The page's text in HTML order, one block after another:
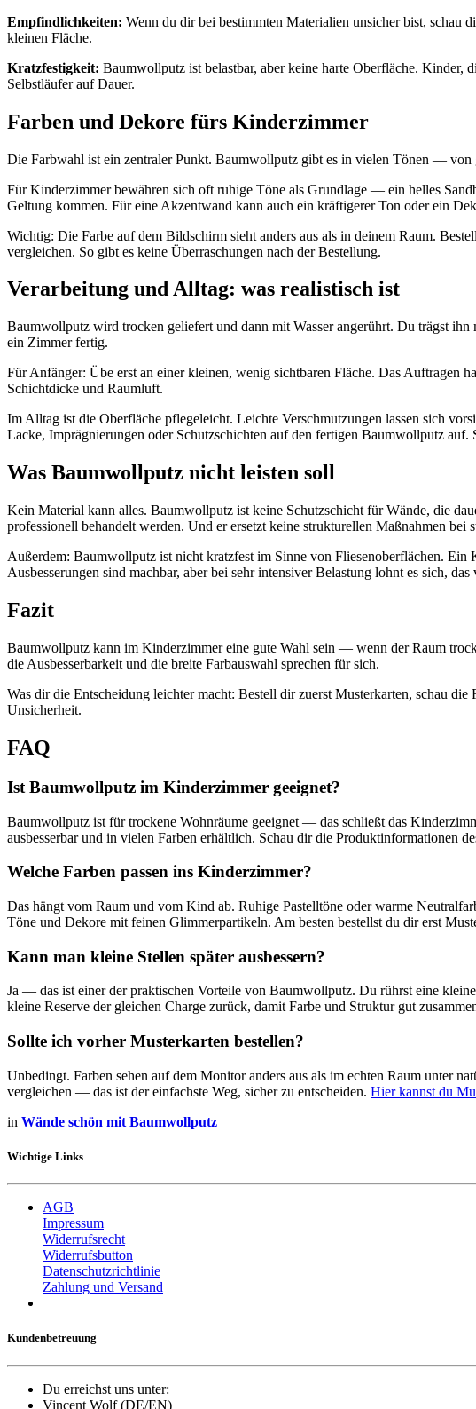
Empfindlichkeiten: Wenn du dir bei bestimmten Materialien unsicher bist, schau
kleinen Fläche.
Kratzfestigkeit: Baumwollputz ist belastbar, aber keine harte Oberfläche. Kinder,
Selbstläufer auf Dauer.
Farben und Dekore fürs Kinderzimmer
Die Farbwahl ist ein zentraler Punkt. Baumwollputz gibt es in vielen Tönen — von
Für Kinderzimmer bewähren sich oft ruhige Töne als Grundlage — ein helles
Geltung kommen. Für eine Akzentwand kann auch ein kräftigerer Ton oder ein
Wichtig: Die Farbe auf dem Bildschirm sieht anders aus als in deinem Raum.
vergleichen. So gibt es keine Überraschungen nach der Bestellung.
Verarbeitung und Alltag: was realistisch ist
Baumwollputz wird trocken geliefert und dann mit Wasser angerührt. Du trägst
ein Zimmer fertig.
Für Anfänger: Übe erst an einer kleinen, wenig sichtbaren Fläche. Das Auftragen
Schichtdicke und Raumluft.
Im Alltag ist die Oberfläche pflegeleicht. Leichte Verschmutzungen lassen sich
Lacke, Imprägnierungen oder Schutzschichten auf den fertigen Baumwollputz
Was Baumwollputz nicht leisten soll
Kein Material kann alles. Baumwollputz ist keine Schutzschicht für Wände, die
professionell behandelt werden. Und er ersetzt keine strukturellen Maßnahmen bei
Außerdem: Baumwollputz ist nicht kratzfest im Sinne von Fliesenoberflächen.
Ausbesserungen sind machbar, aber bei sehr intensiver Belastung lohnt es sich,
Fazit
Baumwollputz kann im Kinderzimmer eine gute Wahl sein — wenn der Raum
die Ausbesserbarkeit und die breite Farbauswahl sprechen für sich.
Was dir die Entscheidung leichter macht: Bestell dir zuerst Musterkarten, schau
Unsicherheit.
FAQ
Ist Baumwollputz im Kinderzimmer geeignet?
Baumwollputz ist für trockene Wohnräume geeignet — das schließt das
ausbesserbar und in vielen Farben erhältlich. Schau dir die Produktinformationen
Welche Farben passen ins Kinderzimmer?
Das hängt vom Raum und vom Kind ab. Ruhige Pastelltöne oder warme
Töne und Dekore mit feinen Glimmerpartikeln. Am besten bestellst du dir erst
Kann man kleine Stellen später ausbessern?
Ja — das ist einer der praktischen Vorteile von Baumwollputz. Du rührst eine
kleine Reserve der gleichen Charge zurück, damit Farbe und Struktur gut
Sollte ich vorher Musterkarten bestellen?
Unbedingt. Farben sehen auf dem Monitor anders aus als im echten Raum unter
vergleichen — das ist der einfachste Weg, sicher zu entscheiden. Hier kannst du
in Wände schön mit Baumwollputz
Wichtige Links
AGB
Impressum
Widerrufsrecht
Widerrufsbutton
Datenschutzrichtlinie
Zahlung und Versand
Kundenbetreuung
Du erreichst uns unter:
Vincent Wolf (DE/EN)